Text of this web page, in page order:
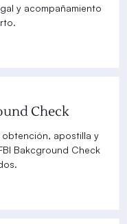
y acompañamiento
Check
obtención, apostilla y
Bakcground Check